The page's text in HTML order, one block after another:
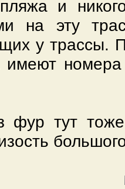
и
на эту
у трассы.
имеют
фур тут